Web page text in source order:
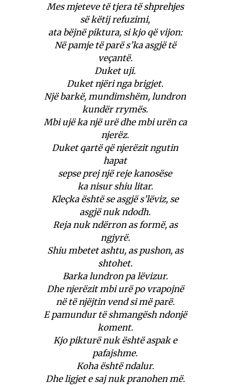
Mes mjeteve të tjera të shprehjes
së këtij refuzimi,
ata bëjnë piktura, si kjo që vijon:
Në pamje të parë s’ka asgjë të
veçantë.
Duket uji.
Duket njëri nga brigjet.
Një barkë, mundimshëm, lundron
kundër rrymës.
Mbi ujë ka një urë dhe mbi urën ca
njerëz.
Duket qartë që njerëzit ngutin
hapat
sepse prej një reje kanosëse
ka nisur shiu litar.
Kleçka është se asgjë s’lëviz, se
asgjë nuk ndodh.
Reja nuk ndërron as formë, as
ngjyrë.
Shiu mbetet ashtu, as pushon, as
shtohet.
Barka lundron pa lëvizur.
Dhe njerëzit mbi urë po vrapojnë
në të njëjtin vend si më parë.
E pamundur të shmangësh ndonjë
koment.
Kjo pikturë nuk është aspak e
pafajshme.
Koha është ndalur.
Dhe ligjet e saj nuk pranohen më.